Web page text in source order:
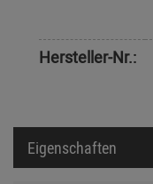
Hersteller-Nr.:
Eigenschaften